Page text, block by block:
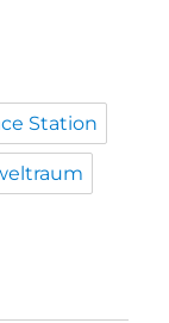
Station